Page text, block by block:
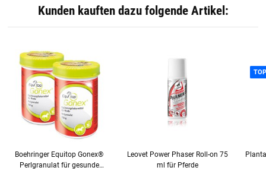
Kunden kauften dazu folgende Artikel:
Boehringer Equitop Gonex®
Perlgranulat für gesunde
Leovet Power Phaser Roll-on 75
ml für Pferde